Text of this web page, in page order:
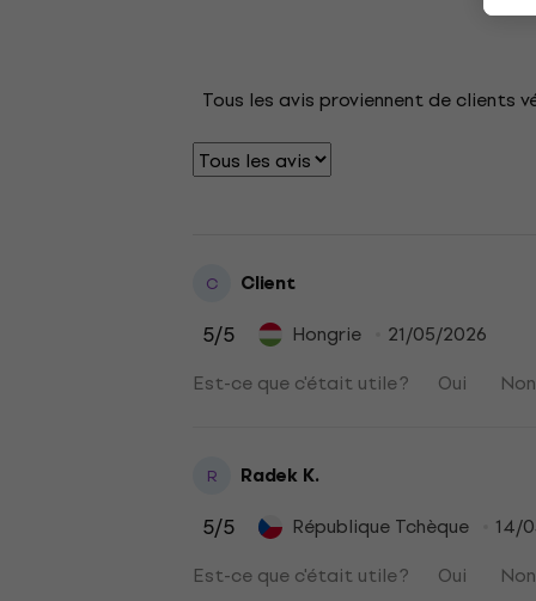
Tous les avis proviennent de clients
C Client
5/5 Hongrie
21/05/2026
Est-ce que c'était utile ?
Oui Non
R Radek K.
5/5 République Tchèque
14/
Est-ce que c'était utile ?
Oui Non